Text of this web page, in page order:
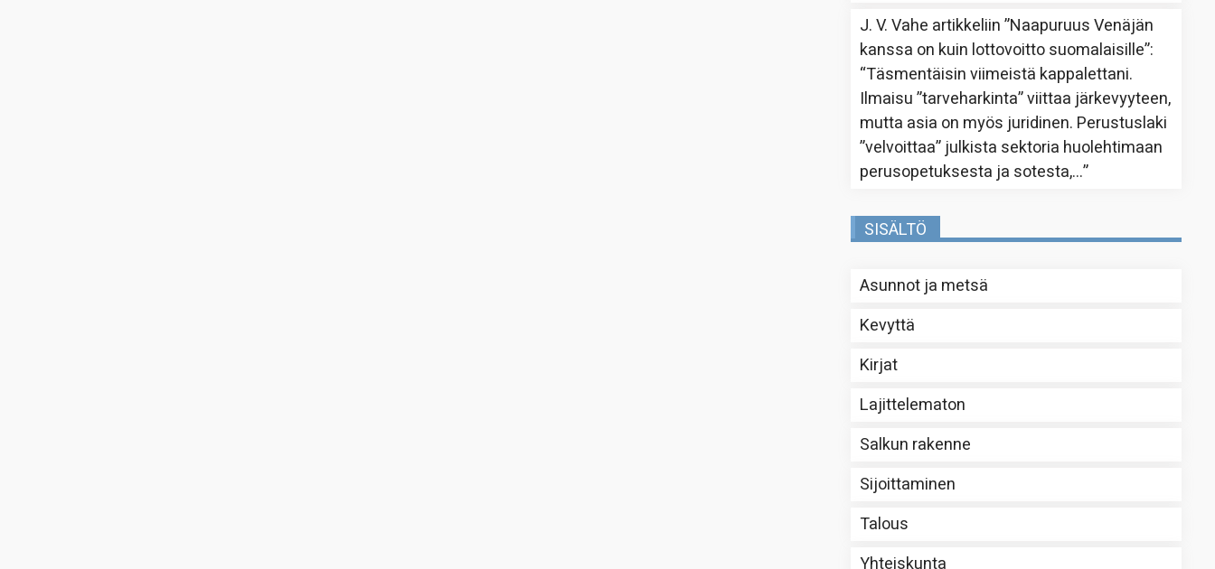
J. V. Vahe artikkeliin”Naapuruus Venäjän
kanssa on kuin lottovoitto suomalaisille”:
“Täsmentäisin viimeistä kappalettani.
Ilmaisu ”tarveharkinta” viittaa järkevyyteen,
mutta asia on myös juridinen. Perustuslaki
”velvoittaa” julkista sektoria huolehtimaan
perusopetuksesta ja sotesta,…”
SISÄLTÖ
Asunnot ja metsä
Kevyttä
Kirjat
Lajittelematon
Salkun rakenne
Sijoittaminen
Talous